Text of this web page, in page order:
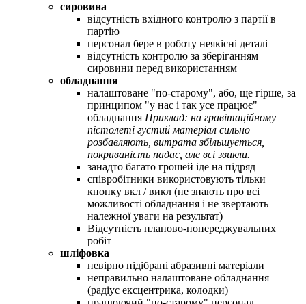
сировина
відсутність вхідного контролю з партії в
партію
персонал бере в роботу неякісні деталі
відсутність контролю за зберіганням
сировини перед використанням
обладнання
налаштоване "по-старому", або, ще гірше, за
принципом "у нас і так усе працює"
обладнання Приклад: на гравітаційному
пістолеті густий матеріал сильно
розбавляють, витрата збільшується,
покриваність падає, але всі звикли.
занадто багато грошей іде на підряд
співробітники використовують тільки
кнопку вкл / викл (не знають про всі
можливості обладнання і не звертають
належної уваги на результат)
Відсутність планово-попереджувальних
робіт
шліфовка
невірно підібрані абразивні матеріали
неправильно налаштоване обладнання
(радіус ексцентрика, колодки)